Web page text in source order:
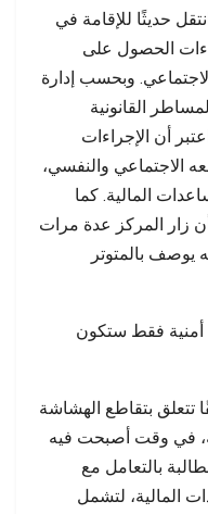
حديثًا للإقامة في
الحصول على
وبحسب إدارة
القانونية
أن الإجراءات
الاجتماعي والنفسي،
المالية. كما
زار المركز عدة مرات
يوصف بالمتوتر
أمنية فقط ستكون
تتعلق بتقاطع الهشاشة
في وقت أصبحت فيه
بالتعامل مع
المالية، لتشمل